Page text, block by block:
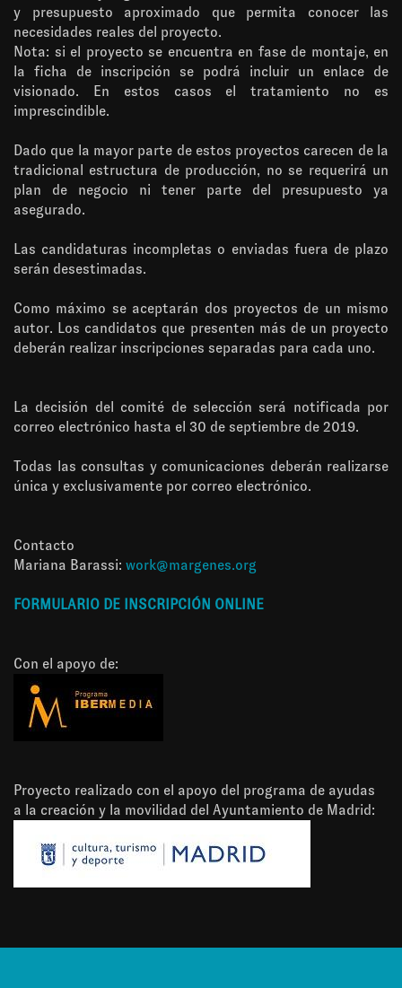
y presupuesto aproximado que permita conocer las
necesidades reales del proyecto.
Nota: si el proyecto se encuentra en fase de montaje, en
la ficha de inscripción se podrá incluir un enlace de
visionado. En estos casos el tratamiento no es
imprescindible.
Dado que la mayor parte de estos proyectos carecen de la
tradicional estructura de producción, no se requerirá un
plan de negocio ni tener parte del presupuesto ya
asegurado.
Las candidaturas incompletas o enviadas fuera de plazo
serán desestimadas.
Como máximo se aceptarán dos proyectos de un mismo
autor. Los candidatos que presenten más de un proyecto
deberán realizar inscripciones separadas para cada uno.
La decisión del comité de selección será notificada por
correo electrónico hasta el 30 de septiembre de 2019.
Todas las consultas y comunicaciones deberán realizarse
única y exclusivamente por correo electrónico.
Contacto
Mariana Barassi: work@margenes.org
FORMULARIO DE INSCRIPCIÓN ONLINE
Con el apoyo de:
Proyecto realizado con el apoyo del programa de ayudas
a la creación y la movilidad del Ayuntamiento de Madrid: